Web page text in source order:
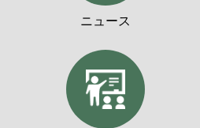
ニュース